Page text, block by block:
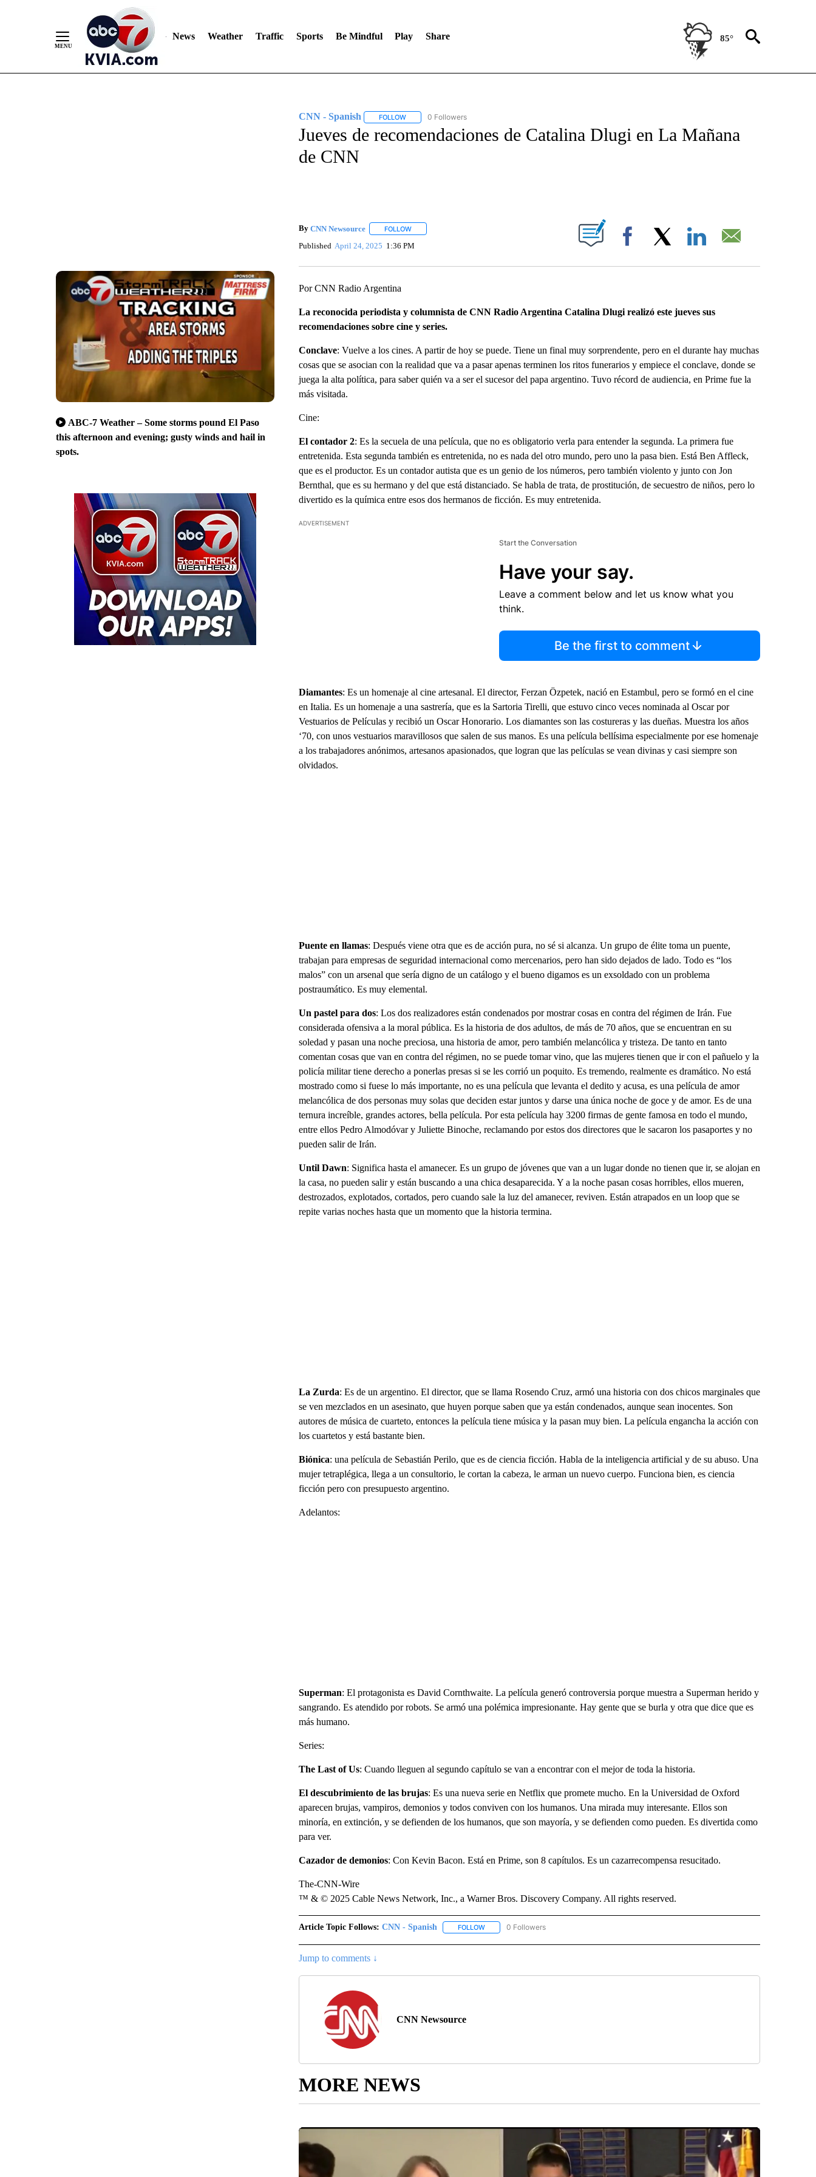
News Weather Traffic Sports Be Mindful Play Share 85°
ABC-7 Weather – Some storms pound El Paso
this afternoon and evening; gusty winds and hail in
spots.
CNN - Spanish FOLLOWFOLLOW "CNN - SPANISH" TO RECEIVE NOTIFICATIONS ABOUT NEW PAGES ON "CNN - SPANISH".
0 Followers
Jueves de recomendaciones de Catalina Dlugi en La Mañana
de CNN
By CNN Newsource FOLLOWFOLLOW "" TO RECEIVE NOTIFICATIONS ABOUT NEW PAGES ON "".
Published April 24, 2025 1:36 PM Facebook
Por CNN Radio Argentina
La reconocida periodista y columnista de CNN Radio Argentina Catalina Dlugi realizó este jueves sus
recomendaciones sobre cine y series.
Conclave: Vuelve a los cines. A partir de hoy se puede. Tiene un final muy sorprendente, pero en el durante hay muchas
cosas que se asocian con la realidad que va a pasar apenas terminen los ritos funerarios y empiece el conclave, donde se
juega la alta política, para saber quién va a ser el sucesor del papa argentino. Tuvo récord de audiencia, en Prime fue la
más visitada.
Cine:
El contador 2: Es la secuela de una película, que no es obligatorio verla para entender la segunda. La primera fue
entretenida. Esta segunda también es entretenida, no es nada del otro mundo, pero uno la pasa bien. Está Ben Affleck,
que es el productor. Es un contador autista que es un genio de los números, pero también violento y junto con Jon
Bernthal, que es su hermano y del que está distanciado. Se habla de trata, de prostitución, de secuestro de niños, pero lo
divertido es la química entre esos dos hermanos de ficción. Es muy entretenida.
ADVERTISEMENT
Start the Conversation
Have your say.
Leave a comment below and let us know what you
think.
Be the first to comment
Diamantes: Es un homenaje al cine artesanal. El director, Ferzan Özpetek, nació en Estambul, pero se formó en el cine
en Italia. Es un homenaje a una sastrería, que es la Sartoria Tirelli, que estuvo cinco veces nominada al Oscar por
Vestuarios de Películas y recibió un Oscar Honorario. Los diamantes son las costureras y las dueñas. Muestra los años
‘70, con unos vestuarios maravillosos que salen de sus manos. Es una película bellísima especialmente por ese homenaje
a los trabajadores anónimos, artesanos apasionados, que logran que las películas se vean divinas y casi siempre son
olvidados.
Puente en llamas: Después viene otra que es de acción pura, no sé si alcanza. Un grupo de élite toma un puente,
trabajan para empresas de seguridad internacional como mercenarios, pero han sido dejados de lado. Todo es “los
malos” con un arsenal que sería digno de un catálogo y el bueno digamos es un exsoldado con un problema
postraumático. Es muy elemental.
Un pastel para dos: Los dos realizadores están condenados por mostrar cosas en contra del régimen de Irán. Fue
considerada ofensiva a la moral pública. Es la historia de dos adultos, de más de 70 años, que se encuentran en su
soledad y pasan una noche preciosa, una historia de amor, pero también melancólica y tristeza. De tanto en tanto
comentan cosas que van en contra del régimen, no se puede tomar vino, que las mujeres tienen que ir con el pañuelo y la
policía militar tiene derecho a ponerlas presas si se les corrió un poquito. Es tremendo, realmente es dramático. No está
mostrado como si fuese lo más importante, no es una película que levanta el dedito y acusa, es una película de amor
melancólica de dos personas muy solas que deciden estar juntos y darse una única noche de goce y de amor. Es de una
ternura increíble, grandes actores, bella película. Por esta película hay 3200 firmas de gente famosa en todo el mundo,
entre ellos Pedro Almodóvar y Juliette Binoche, reclamando por estos dos directores que le sacaron los pasaportes y no
pueden salir de Irán.
Until Dawn: Significa hasta el amanecer. Es un grupo de jóvenes que van a un lugar donde no tienen que ir, se alojan en
la casa, no pueden salir y están buscando a una chica desaparecida. Y a la noche pasan cosas horribles, ellos mueren,
destrozados, explotados, cortados, pero cuando sale la luz del amanecer, reviven. Están atrapados en un loop que se
repite varias noches hasta que un momento que la historia termina.
La Zurda: Es de un argentino. El director, que se llama Rosendo Cruz, armó una historia con dos chicos marginales que
se ven mezclados en un asesinato, que huyen porque saben que ya están condenados, aunque sean inocentes. Son
autores de música de cuarteto, entonces la película tiene música y la pasan muy bien. La película engancha la acción con
los cuartetos y está bastante bien.
Biónica: una película de Sebastián Perilo, que es de ciencia ficción. Habla de la inteligencia artificial y de su abuso. Una
mujer tetraplégica, llega a un consultorio, le cortan la cabeza, le arman un nuevo cuerpo. Funciona bien, es ciencia
ficción pero con presupuesto argentino.
Adelantos:
Superman: El protagonista es David Cornthwaite. La película generó controversia porque muestra a Superman herido y
sangrando. Es atendido por robots. Se armó una polémica impresionante. Hay gente que se burla y otra que dice que es
más humano.
Series:
The Last of Us: Cuando lleguen al segundo capítulo se van a encontrar con el mejor de toda la historia.
El descubrimiento de las brujas: Es una nueva serie en Netflix que promete mucho. En la Universidad de Oxford
aparecen brujas, vampiros, demonios y todos conviven con los humanos. Una mirada muy interesante. Ellos son
minoría, en extinción, y se defienden de los humanos, que son mayoría, y se defienden como pueden. Es divertida como
para ver.
Cazador de demonios: Con Kevin Bacon. Está en Prime, son 8 capítulos. Es un cazarrecompensa resucitado.
The-CNN-Wire
™ & © 2025 Cable News Network, Inc., a Warner Bros. Discovery Company. All rights reserved.
Article Topic Follows: CNN - Spanish FOLLOWFOLLOW "CNN - SPANISH" TO RECEIVE NOTIFICATIONS ABOUT NEW PAGES ON "CNN - SPANISH".
0 Followers
Jump to comments ↓
CNN Newsource
MORE NEWS